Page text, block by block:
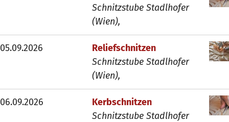
Schnitzstube Stadlhofer
(Wien),
05.09.2026
Reliefschnitzen
Schnitzstube Stadlhofer
(Wien),
06.09.2026
Kerbschnitzen
Schnitzstube Stadlhofer